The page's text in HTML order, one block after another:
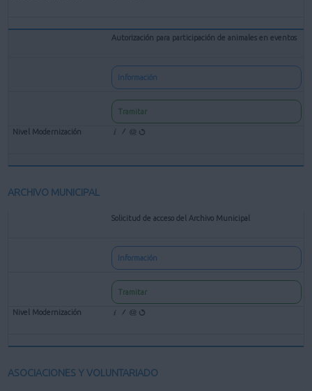
Autorización para participación de animales en eventos
Información
Tramitar
ARCHIVO MUNICIPAL
Solicitud de acceso del Archivo Municipal
Información
Tramitar
ASOCIACIONES Y VOLUNTARIADO